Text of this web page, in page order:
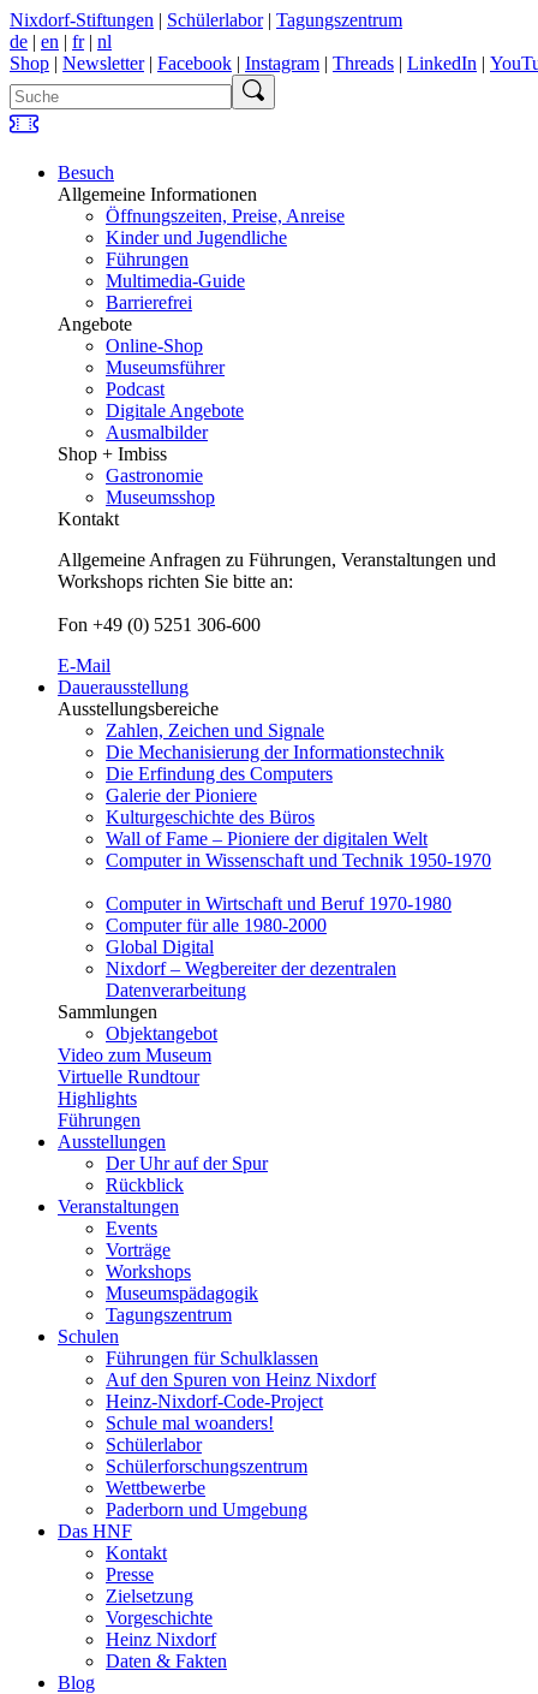
Nixdorf-Stiftungen | Schülerlabor| Tagungszentrum
de | en | fr| nl
Shop | Newsletter| Facebook | Instagram | Threads | LinkedIn |
Besuch
Allgemeine Informationen
Öffnungszeiten, Preise, Anreise
Kinder und Jugendliche
Führungen
Multimedia-Guide
Barrierefrei
Angebote
Online-Shop
Museumsführer
Podcast
Digitale Angebote
Ausmalbilder
Shop + Imbiss
Gastronomie
Museumsshop
Kontakt
Allgemeine Anfragen zu Führungen, Veranstaltungen und
Workshops richten Sie bitte an:
Fon +49 (0) 5251 306-600
E-Mail
Dauerausstellung
Ausstellungsbereiche
Zahlen, Zeichen und Signale
Die Mechanisierung der Informationstechnik
Die Erfindung des Computers
Galerie der Pioniere
Kulturgeschichte des Büros
Wall of Fame – Pioniere der digitalen Welt
Computer in Wissenschaft und Technik 1950-1970
Computer in Wirtschaft und Beruf 1970-1980
Computer für alle 1980-2000
Global Digital
Nixdorf – Wegbereiter der dezentralen
Datenverarbeitung
Sammlungen
Objektangebot
Video zum Museum
Virtuelle Rundtour
Highlights
Führungen
Ausstellungen
Der Uhr auf der Spur
Rückblick
Veranstaltungen
Events
Vorträge
Workshops
Museumspädagogik
Tagungszentrum
Schulen
Führungen für Schulklassen
Auf den Spuren von Heinz Nixdorf
Heinz-Nixdorf-Code-Project
Schule mal woanders!
Schülerlabor
Schülerforschungszentrum
Wettbewerbe
Paderborn und Umgebung
Das HNF
Kontakt
Presse
Zielsetzung
Vorgeschichte
Heinz Nixdorf
Daten & Fakten
Blog